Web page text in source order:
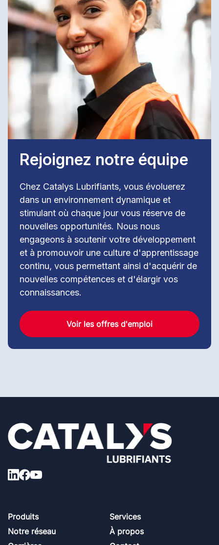
Rejoignez notre équipe
Chez Catalys Lubrifiants, vous évoluerez
dans un environnement dynamique et
stimulant où chaque jour vous réserve de
nouvelles opportunités. Nous nous
engageons à soutenir votre développement
et à promouvoir une culture d'apprentissage
continu, vous permettant ainsi d'acquérir de
nouvelles compétences et d'élargir vos
connaissances.
Voir les offres d'emploi
Footer
Produits
Services
Notre réseau
À propos